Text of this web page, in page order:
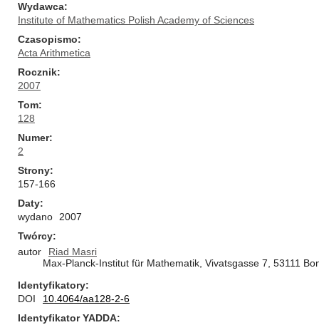
Wydawca
Institute of Mathematics Polish Academy of Sciences
Czasopismo
Acta Arithmetica
Rocznik
2007
Tom
128
Numer
2
Strony
157-166
Daty
wydano
2007
Twórcy
autor
Riad Masri
Max-Planck-Institut für Mathematik, Vivatsgasse 7, 53111
Identyfikatory
DOI
10.4064/aa128-2-6
Identyfikator YADDA